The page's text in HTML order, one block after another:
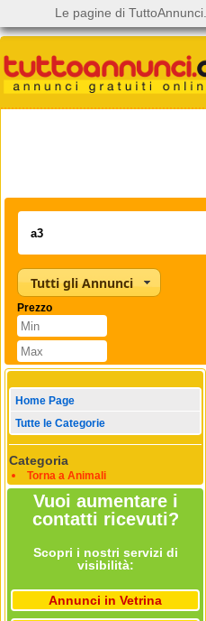
Tutti gli Annunci
Prezzo
Home Page
Tutte le Categorie
Categoria
Torna a Animali
Vuoi aumentare i
contatti ricevuti?
Scopri i nostri servizi di
visibilità:
Annunci in Vetrina
Le pagine di